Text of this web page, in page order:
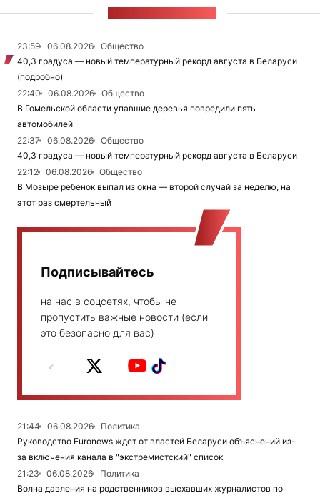
23:59 06.08.2026
Общество
40,3 градуса — новый температурный рекорд августа в Беларуси
(подробно)
22:40
06.08.2026
Общество
В Гомельской области упавшие деревья повредили пять
автомобилей
22:37
06.08.2026
Общество
40,3 градуса — новый температурный рекорд августа в Беларуси
22:12
06.08.2026
Общество
В Мозыре ребенок выпал из окна — второй случай за неделю, на
этот раз смертельный
Подписывайтесь
на нас в соцсетях, чтобы не
пропустить важные новости (если
это безопасно для вас)
21:44 06.08.2026
Политика
Руководство Euronews ждет от властей Беларуси объяснений из-
за включения канала в "экстремистский" список
21:23
06.08.2026
Политика
Волна давления на родственников выехавших журналистов по